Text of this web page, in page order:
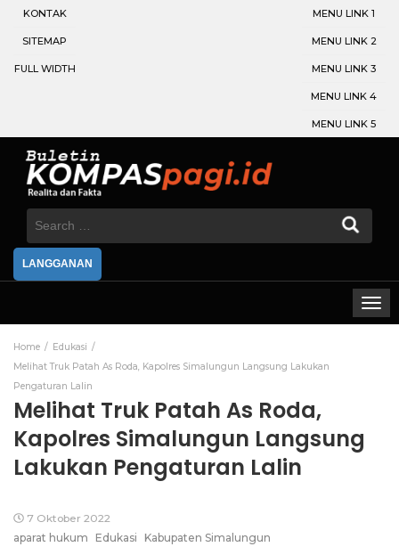
KONTAK
SITEMAP
FULL WIDTH
MENU LINK 1
MENU LINK 2
MENU LINK 3
MENU LINK 4
MENU LINK 5
Search
LANGGANAN
Home
Edukasi
Melihat Truk Patah As Roda, Kapolres Simalungun Langsung Lakukan
Pengaturan Lalin
Melihat Truk Patah As Roda,
Kapolres Simalungun Langsung
Lakukan Pengaturan Lalin
7 Oktober 2022
aparat hukum
Edukasi Kabupaten Simalungun